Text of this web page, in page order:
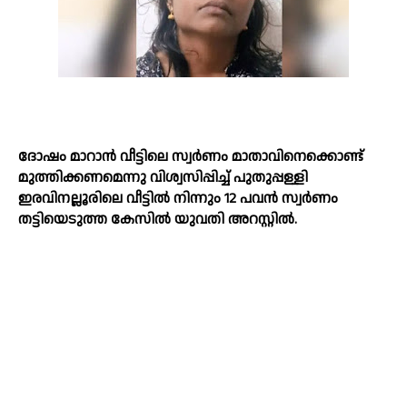
ദോഷം മാറാൻ വീട്ടിലെ സ്വർണം മാതാവിനെക്കൊണ്ട്
മുത്തിക്കണമെന്നു വിശ്വസിപ്പിച്ച്‌ പുതുപ്പള്ളി
ഇരവിനല്ലൂരിലെ വീട്ടില്‍ നിന്നും 12 പവൻ സ്വർണം
തട്ടിയെടുത്ത കേസില്‍ യുവതി അറസ്റ്റില്‍.